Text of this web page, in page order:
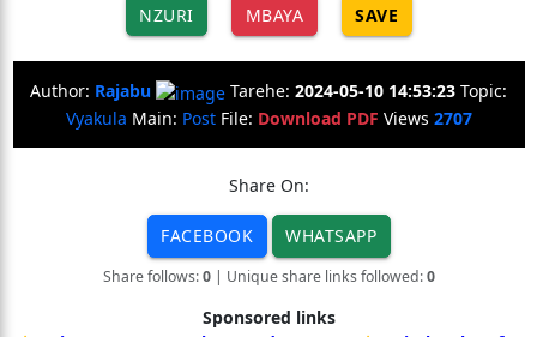
NZURI MBAYA SAVE
Author: Rajabu Tarehe: 2024-05-10 14:53:23 Topic:
Vyakula Main: PostFile: Download PDF Views 2707
Share On:
FACEBOOK WHATSAPP
Share follows:0| Unique share links followed:0
Sponsored links